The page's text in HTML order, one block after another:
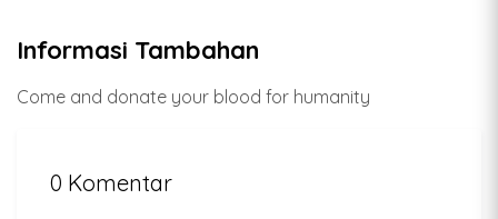
Informasi Tambahan
Come and donate your blood for humanity
0 Komentar